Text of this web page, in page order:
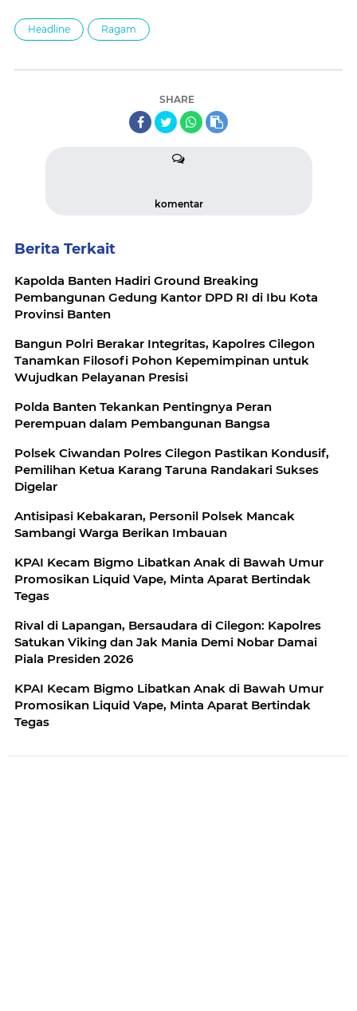
Headline Ragam
SHARE
komentar
Berita Terkait
Kapolda Banten Hadiri Ground Breaking
Pembangunan Gedung Kantor DPD RI di Ibu Kota
Provinsi Banten
Bangun Polri Berakar Integritas, Kapolres Cilegon
Tanamkan Filosofi Pohon Kepemimpinan untuk
Wujudkan Pelayanan Presisi
Polda Banten Tekankan Pentingnya Peran
Perempuan dalam Pembangunan Bangsa
Polsek Ciwandan Polres Cilegon Pastikan Kondusif,
Pemilihan Ketua Karang Taruna Randakari Sukses
Digelar
Antisipasi Kebakaran, Personil Polsek Mancak
Sambangi Warga Berikan Imbauan
KPAI Kecam Bigmo Libatkan Anak di Bawah Umur
Promosikan Liquid Vape, Minta Aparat Bertindak
Tegas
Rival di Lapangan, Bersaudara di Cilegon: Kapolres
Satukan Viking dan Jak Mania Demi Nobar Damai
Piala Presiden 2026
KPAI Kecam Bigmo Libatkan Anak di Bawah Umur
Promosikan Liquid Vape, Minta Aparat Bertindak
Tegas